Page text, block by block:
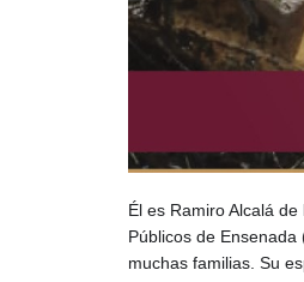
Él es Ramiro Alcalá
Públicos de
muchas familias. Su